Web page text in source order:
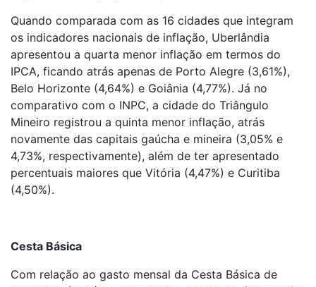
Quando comparada com as 16 cidades que integram
os indicadores nacionais de inflação, Uberlândia
apresentou a quarta menor inflação em termos do
IPCA, ficando atrás apenas de Porto Alegre (3,61%),
Belo Horizonte (4,64%) e Goiânia (4,77%). Já no
comparativo com o INPC, a cidade do Triângulo
Mineiro registrou a quinta menor inflação, atrás
novamente das capitais gaúcha e mineira (3,05% e
4,73%, respectivamente), além de ter apresentado
percentuais maiores que Vitória (4,47%) e Curitiba
(4,50%).
Cesta Básica
Com relação ao gasto mensal da Cesta Básica de